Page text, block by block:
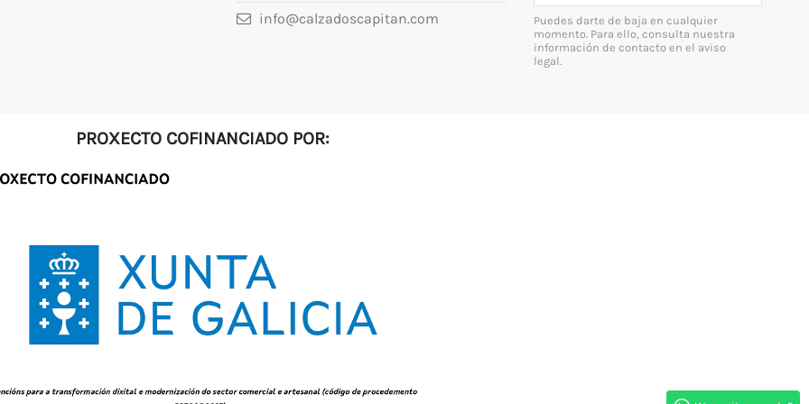
info@calzadoscapitan.com
Puedes darte de baja en cualquier
momento. Para ello, consulta nuestra
información de contacto en el aviso
legal.
PROXECTO COFINANCIADO POR: